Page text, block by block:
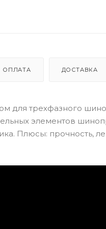
ОПЛАТА ДОСТАВКА
для трехфазного
элементов
Плюсы: прочность,